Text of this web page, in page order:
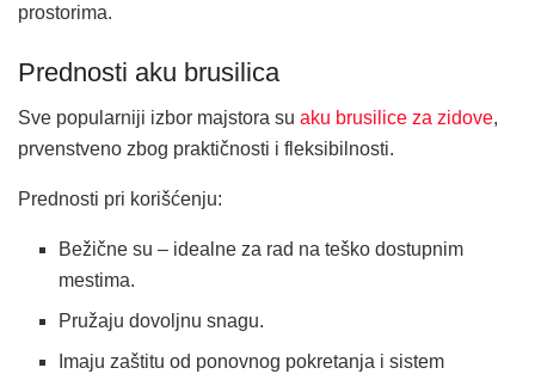
prostorima.
Prednosti aku brusilica
Sve popularniji izbor majstora su aku brusilice za zidove,
prvenstveno zbog praktičnosti i fleksibilnosti.
Prednosti pri korišćenju:
Bežične su – idealne za rad na teško dostupnim
mestima.
Pružaju dovoljnu snagu.
Imaju zaštitu od ponovnog pokretanja i sistem